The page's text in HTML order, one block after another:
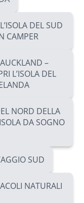
DEL SUD
CAMPER
–
L’ISOLA DEL
NORD DELLA
DA SOGNO
SUD
NATURALI